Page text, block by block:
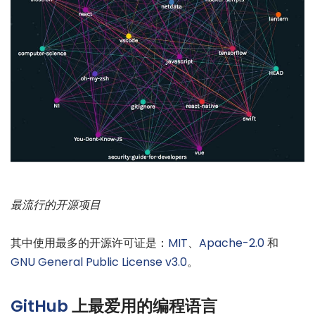
最流行的开源项目
其中使用最多的开源许可证是： MIT、 Apache-2.0和
GNU General Public License v3.0。
GitHub上最爱用的编程语言